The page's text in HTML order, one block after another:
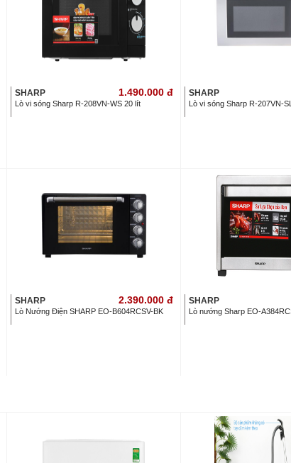
SHARP 1.490.000 đ
Lò vi sóng Sharp R-208VN-WS 20 lít
SHARP
Lò vi sóng Sharp R-207VN-
SHARP 2.390.000 đ
Lò Nướng Điện SHARP EO-B604RCSV-BK
SHARP
Lò nướng Sharp EO-